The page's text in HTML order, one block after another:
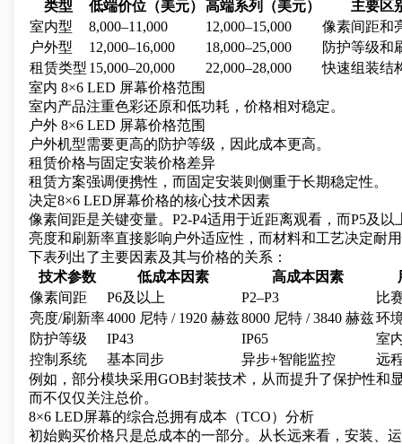
类型
低端价位（美元） 高端系列（美元）
主要区
室内型
8,000–11,000 12,000–15,000
像素间距和
户外型
12,000–16,000 18,000–25,000
防护等级和
租赁类型 15,000–20,000 22,000–28,000
快速组装结
室内 8×6 LED 屏幕价格范围
室内产品注重色彩还原和低功耗，价格相对稳定。
户外 8×6 LED 屏幕价格范围
户外机型需要更高的防护等级，因此成本更高。
租赁价格与固定安装价格差异
租赁方案强调便携性，而固定安装则侧重于长期稳定性。
决定8×6 LED屏幕价格的核心技术因素
像素间距是关键变量。P2-P4适用于近距离观看，而P5及
亮度和刷新率直接影响户外适应性，而材料和工艺决定耐
下表列出了主要因素及其与价格的关系：
技术参数
低成本因素 高成本因素
像素间距
P6及以上 P2–P3
比
亮度/刷新率4000 尼特 / 1920 赫兹8000 尼特 / 3840 赫兹环
防护等级
IP43 IP65
室
控制系统
基本同步 异步+智能监控
远
例如，部分模块采用GOB封装技术，从而提升了保护性和
而不仅仅关注总价。
8×6 LED屏幕的综合总拥有成本（TCO）分析
初始购买价格只是总成本的一部分。从长远来看，安装、